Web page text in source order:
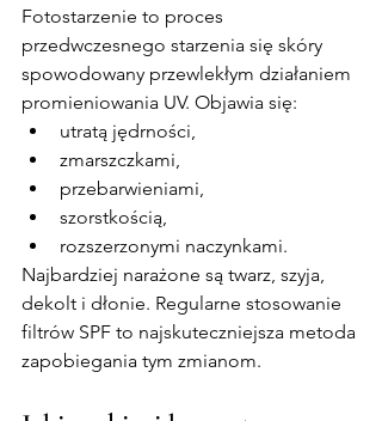
Fotostarzenie to proces
przedwczesnego starzenia się skóry
spowodowany przewlekłym działaniem
promieniowania UV. Objawia się:
utratą jędrności,
zmarszczkami,
przebarwieniami,
szorstkością,
rozszerzonymi naczynkami.
Najbardziej narażone są twarz, szyja,
dekolt i dłonie. Regularne stosowanie
filtrów SPF to najskuteczniejsza metoda
zapobiegania tym zmianom.